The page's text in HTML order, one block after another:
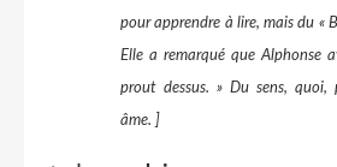
pour apprendre à lire, mais du «
Elle a remarqué que Alphonse
prout dessus. » Du sens, quoi,
âme. ]